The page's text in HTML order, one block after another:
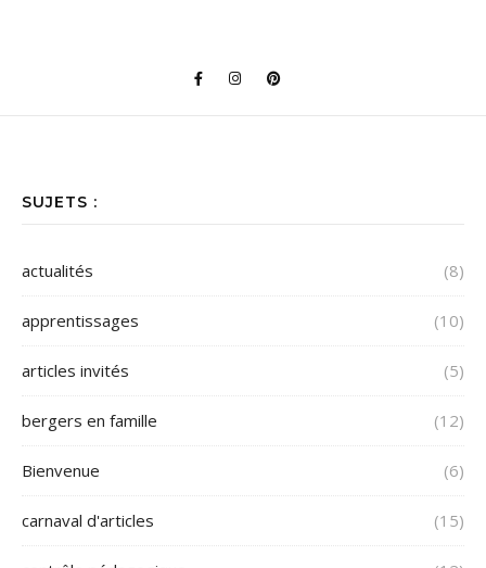
SUJETS :
actualités (8)
apprentissages (10)
articles invités (5)
bergers en famille (12)
Bienvenue (6)
carnaval d'articles (15)